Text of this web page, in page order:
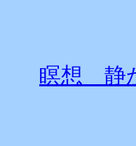
瞑想 静